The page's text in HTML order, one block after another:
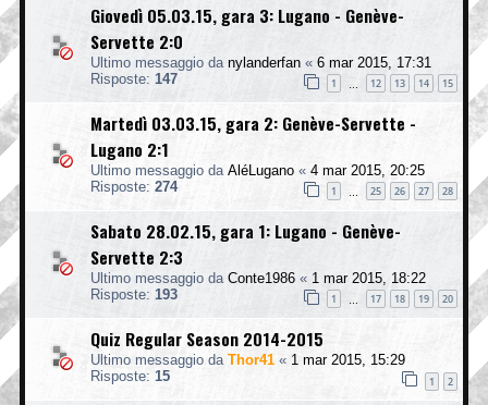
Giovedì 05.03.15, gara 3: Lugano - Genève-
Servette 2:0
Ultimo messaggio da nylanderfan « 6 mar 2015, 17:31
Risposte: 147 1 12 13 14 15
Martedì 03.03.15, gara 2: Genève-Servette -
Lugano 2:1
Ultimo messaggio da AléLugano « 4 mar 2015, 20:25
Risposte: 274 1 25 26 27 28
Sabato 28.02.15, gara 1: Lugano - Genève-
Servette 2:3
Ultimo messaggio da Conte1986 « 1 mar 2015, 18:22
Risposte: 193 1 17 18 19 20
Quiz Regular Season 2014-2015
Ultimo messaggio da Thor41 « 1 mar 2015, 15:29
Risposte: 15 1 2